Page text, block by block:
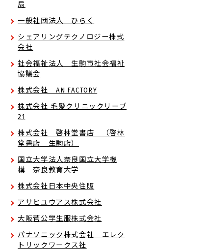
局
一般社団法人 ひらく
シェアリングテクノロジー株式
会社
社会福祉法人 生駒市社会福祉
協議会
株式会社 AN FACTORY
株式会社 毛髪クリニックリーブ
21
株式会社 啓林堂書店 （啓林
堂書店 生駒店）
国立大学法人奈良国立大学機
構 奈良教育大学
株式会社日本中央住販
アサヒユウアス株式会社
大阪菅公学生服株式会社
パナソニック株式会社 エレク
トリックワークス社